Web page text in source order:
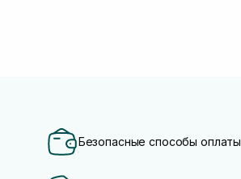
Безопасные способы оплаты